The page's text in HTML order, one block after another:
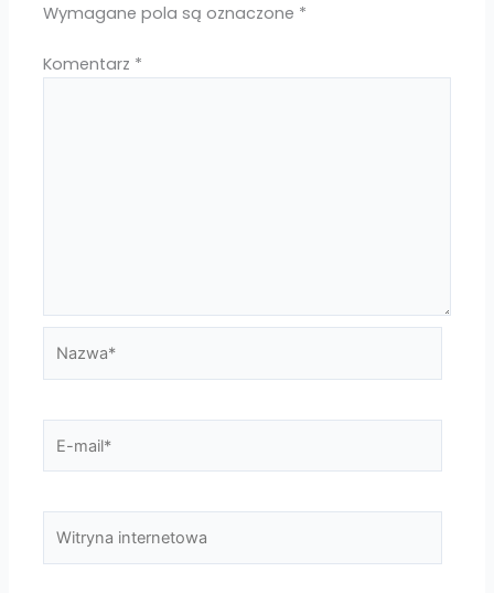
Wymagane pola są oznaczone *
Komentarz *
mail*
internetowa